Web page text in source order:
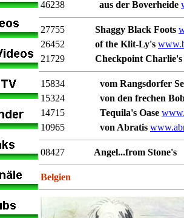
46238
aus der Boverheide
27755 Shaggy Black Foots
26452
of the Klit-Ly's
21729
Checkpoint Charlie's
15834
vom Rangsdorfer
15324
von den frechen
14715
Tequila's Oase
10965
von Abratis
08427 Angel...from Stone's
Belgien